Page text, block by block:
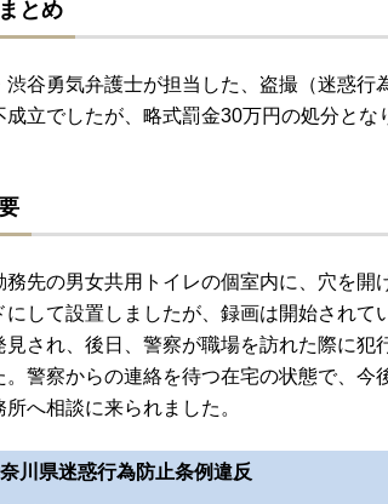
とめ
渋谷勇気弁護士が担当した、盗撮（迷惑行
成立でしたが、略式罰金30万円の処分とな
務先の男女共用トイレの個室内に、穴を開
にして設置しましたが、録画は開始されて
見され、後日、警察が職場を訪れた際に犯
。警察からの連絡を待つ在宅の状態で、今
所へ相談に来られました。
川県迷惑行為防止条例違反